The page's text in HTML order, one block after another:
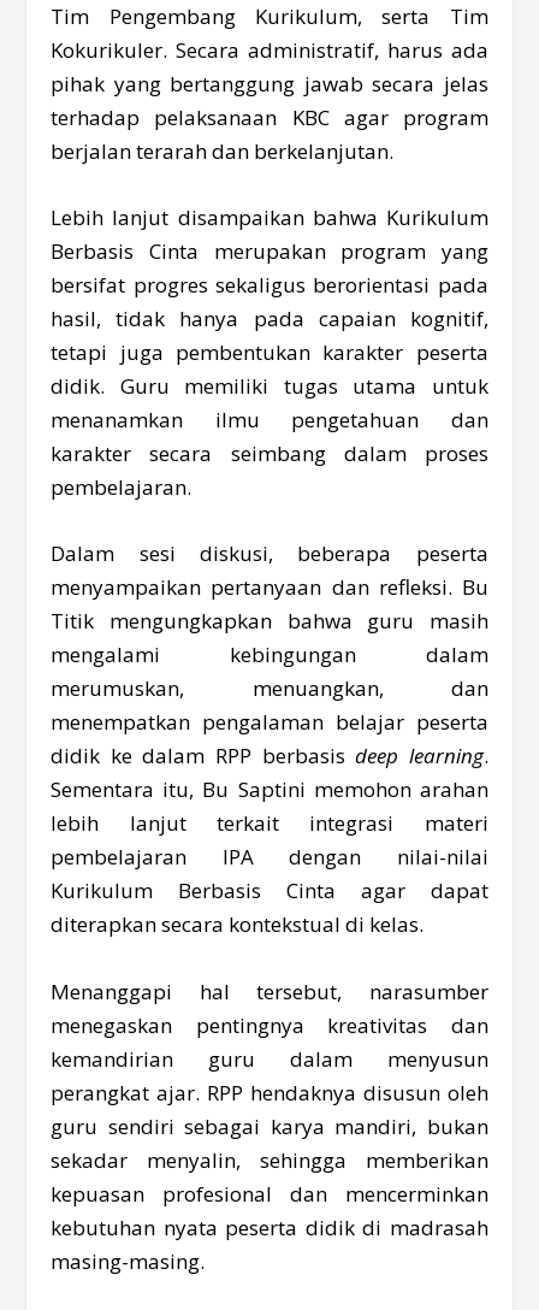
Tim Pengembang Kurikulum, serta Tim
Kokurikuler. Secara administratif, harus ada
pihak yang bertanggung jawab secara jelas
terhadap pelaksanaan KBC agar program
berjalan terarah dan berkelanjutan.
Lebih lanjut disampaikan bahwa Kurikulum
Berbasis Cinta merupakan program yang
bersifat progres sekaligus berorientasi pada
hasil, tidak hanya pada capaian kognitif,
tetapi juga pembentukan karakter peserta
didik. Guru memiliki tugas utama untuk
menanamkan ilmu pengetahuan dan
karakter secara seimbang dalam proses
pembelajaran.
Dalam sesi diskusi, beberapa peserta
menyampaikan pertanyaan dan refleksi. Bu
Titik mengungkapkan bahwa guru masih
mengalami kebingungan dalam
merumuskan, menuangkan, dan
menempatkan pengalaman belajar peserta
didik ke dalam RPP berbasisdeep learning.
Sementara itu, Bu Saptini memohon arahan
lebih lanjut terkait integrasi materi
pembelajaran IPA dengan nilai-nilai
Kurikulum Berbasis Cinta agar dapat
diterapkan secara kontekstual di kelas.
Menanggapi hal tersebut, narasumber
menegaskan pentingnya kreativitas dan
kemandirian guru dalam menyusun
perangkat ajar. RPP hendaknya disusun oleh
guru sendiri sebagai karya mandiri, bukan
sekadar menyalin, sehingga memberikan
kepuasan profesional dan mencerminkan
kebutuhan nyata peserta didik di madrasah
masing-masing.